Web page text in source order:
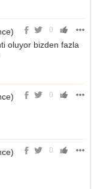
0
)
oluyor bizden fazla
0
)
0
)